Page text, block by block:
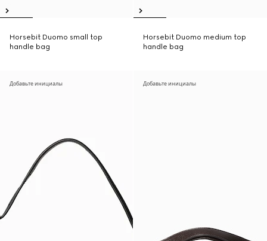
Horsebit Duomo small top
handle bag
Horsebit Duomo medium top
handle bag
Добавьте инициалы Добавьте инициалы